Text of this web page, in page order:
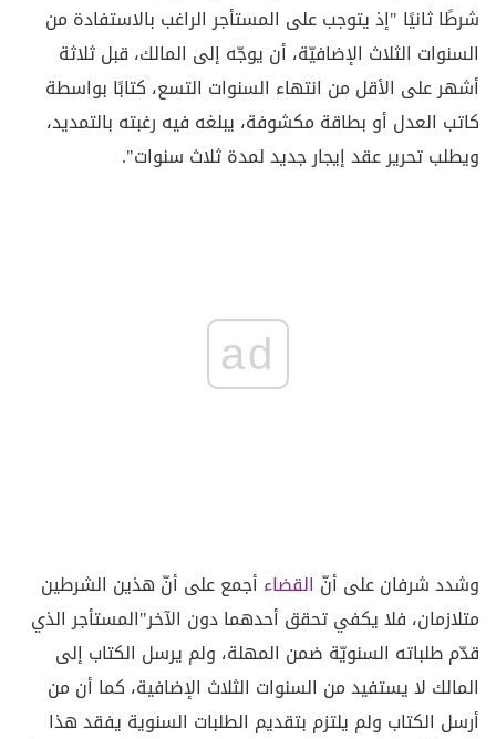
شرطًا ثانيًا "إذ يتوجب على المستأجر الراغب بالاستفادة من
السنوات الثلاث الإضافيّة، أن يوجّه إلى المالك، قبل ثلاثة
أشهر على الأقل من انتهاء السنوات التسع، كتابًا بواسطة
كاتب العدل أو بطاقة مكشوفة، يبلغه فيه رغبته بالتمديد،
ويطلب تحرير عقد إيجار جديد لمدة ثلاث سنوات".
ad
وشدد شرفان على أنّ القضاء أجمع على أنّ هذين الشرطين
متلازمان، فلا يكفي تحقق أحدهما دون الآخر"المستأجر الذي
قدّم طلباته السنويّة ضمن المهلة، ولم يرسل الكتاب إلى
المالك لا يستفيد من السنوات الثلاث الإضافية، كما أن من
أرسل الكتاب ولم يلتزم بتقديم الطلبات السنوية يفقد هذا